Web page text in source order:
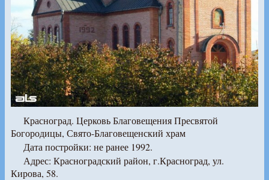
Красноград. Церковь Благовещения Пресвятой
Богородицы, Свято-Благовещенский храм
Дата постройки: не ранее 1992.
Адрес: Красноградский район, г.Красноград, ул.
Кирова, 58.